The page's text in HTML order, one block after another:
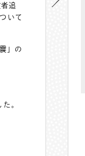
追
いて
」の
。